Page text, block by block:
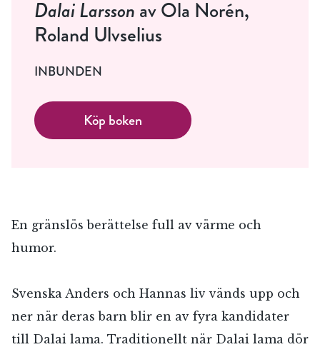
Dalai Larssonav Ola Norén,
Roland Ulvselius
INBUNDEN
Köp boken
En gränslös berättelse full av värme och
humor.
Svenska Anders och Hannas liv vänds upp och
ner när deras barn blir en av fyra kandidater
till Dalai lama. Traditionellt när Dalai lama dör